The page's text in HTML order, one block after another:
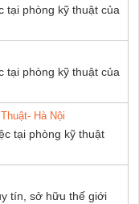
tại phòng kỹ thuật của
tại phòng kỹ thuật của
Hà Nội
tại phòng kỹ thuật
tín, sở hữu thế giới